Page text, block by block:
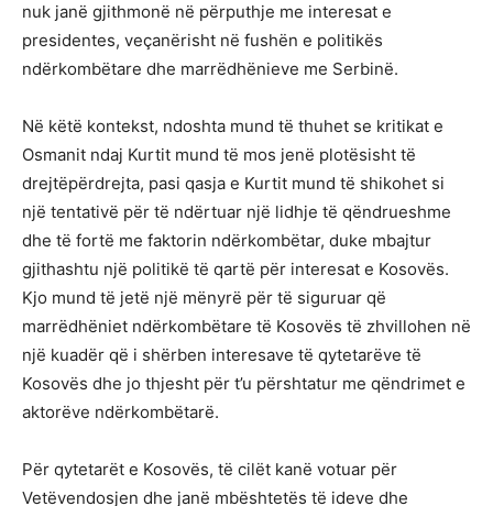
nuk janë gjithmonë në përputhje me interesat e
presidentes, veçanërisht në fushën e politikës
ndërkombëtare dhe marrëdhënieve me Serbinë.
Në këtë kontekst, ndoshta mund të thuhet se kritikat e
Osmanit ndaj Kurtit mund të mos jenë plotësisht të
drejtëpërdrejta, pasi qasja e Kurtit mund të shikohet si
një tentativë për të ndërtuar një lidhje të qëndrueshme
dhe të fortë me faktorin ndërkombëtar, duke mbajtur
gjithashtu një politikë të qartë për interesat e Kosovës.
Kjo mund të jetë një mënyrë për të siguruar që
marrëdhëniet ndërkombëtare të Kosovës të zhvillohen në
një kuadër që i shërben interesave të qytetarëve të
Kosovës dhe jo thjesht për t’u përshtatur me qëndrimet e
aktorëve ndërkombëtarë.
Për qytetarët e Kosovës, të cilët kanë votuar për
Vetëvendosjen dhe janë mbështetës të ideve dhe